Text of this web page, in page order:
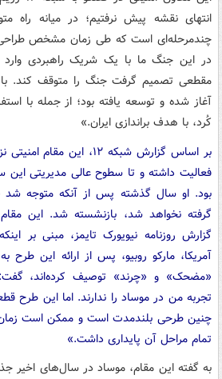
انتهای نقشه پیش نرفتیم؛ در میانه
چندمرحله‌ای است که طی زمان مشخص
در این جنگ ما با یک شریک راهبردی
مقطعی تصمیم گرفت جنگ را متوقف کند.
آغاز شده و توسعه یافته بود؛ از جمله با
کُرد، با هدف براندازی ایران.»
فعالیت داشته و تا سطوح عالی مدیریتی این
بود. او سال گذشته پس از آنکه متوجه شد
گرفته نخواهد شد، بازنشسته شد. این
گزارش روزنامه نیویورک تایمز، مبنی بر
آمریکا، مارکو روبیو، پس از ارائه این طرح
تجربه من در موساد را ندارند. اما این طرح
چنین طرحی بلندمدت است و ممکن است
تمام مراحل آن پایداری داشت.»
به گفته این مقام، موساد در سال‌های اخیر